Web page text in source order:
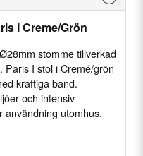
I Creme/Grön
stomme tillverkad
Paris I stol i Cremé/grön
kraftiga band.
och intensiv
användning utomhus.